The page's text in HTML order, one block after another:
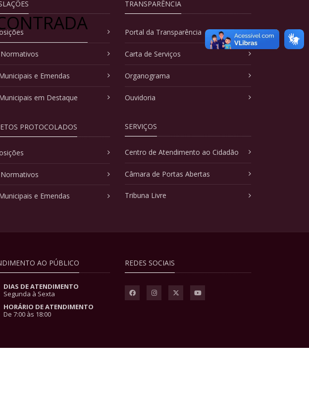
e Emendas
em Destaque
PROTOCOLADOS
e Emendas
TRANSPARÊNCIA
Portal da Transparência
Carta de Serviços
Organograma
Ouvidoria
SERVIÇOS
Centro de Atendimento ao Cidadão
Câmara de Portas Abertas
Tribuna Livre
AO PÚBLICO
DIAS DE ATENDIMENTO
Segunda à Sexta
HORÁRIO DE ATENDIMENTO
De 7:00 às 18:00
REDES SOCIAIS